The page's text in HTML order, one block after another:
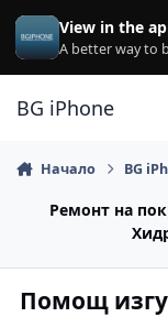
Премини към
View in the
A better way to
BG iPhone
Начало BG
Ремонт на
Помощ